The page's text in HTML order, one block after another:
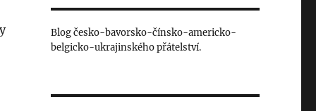
Blog česko-bavorsko-čínsko-americko-
belgicko-ukrajinského přátelství.